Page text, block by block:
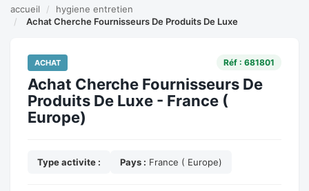
accueil
hygiene entretien
Achat Cherche Fournisseurs De Produits De Luxe
ACHAT Réf : 681801
Achat Cherche Fournisseurs De
Produits De Luxe - France (
Europe)
Type activite : Pays : France ( Europe)